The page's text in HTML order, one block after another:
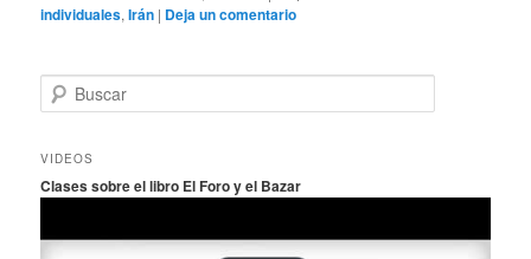
individuales,Irán | Deja un comentario
u
c
r
VIDEOS
Clases sobre el libro El Foro y el Bazar